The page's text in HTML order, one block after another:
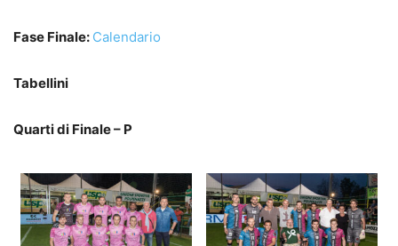
Fase Finale: Calendario
Tabellini
Quarti di Finale – P